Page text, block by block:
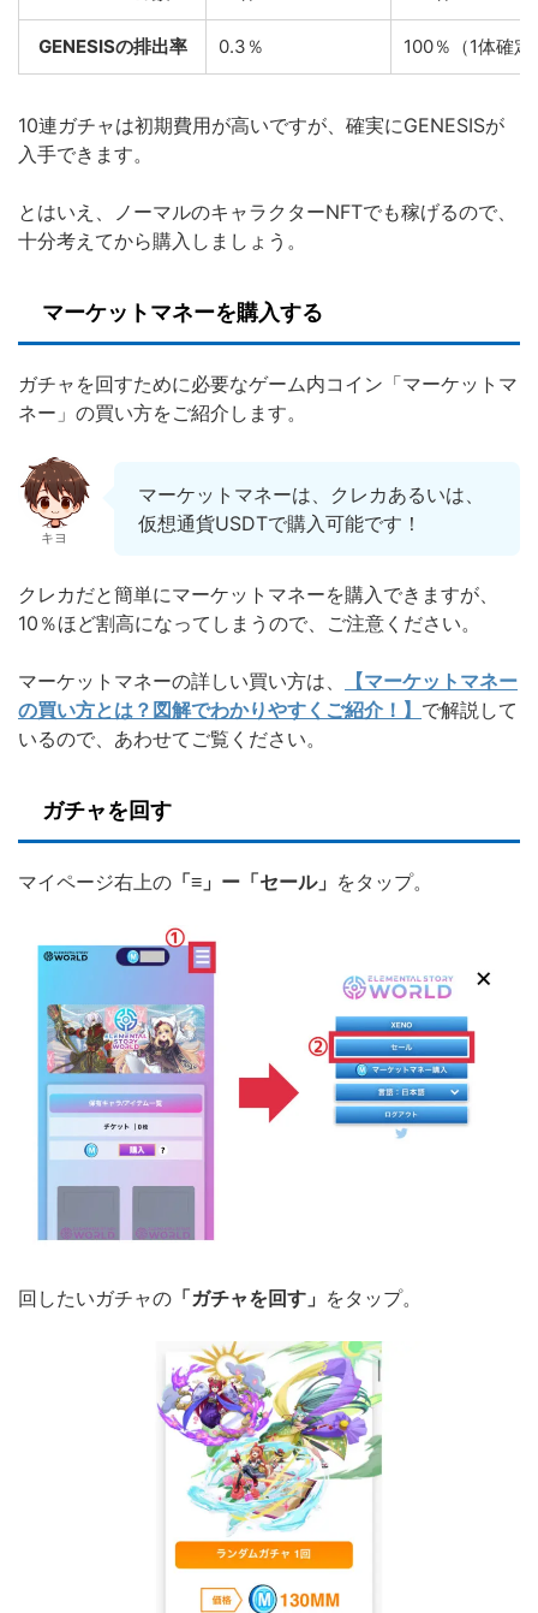
GENESISの排出率 0.3％ 100％（1体確定
10連ガチャは初期費用が高いですが、確実にGENESISが
入手できます。
とはいえ、ノーマルのキャラクターNFTでも稼げるので、
十分考えてから購入しましょう。
マーケットマネーを購入する
ガチャを回すために必要なゲーム内コイン「マーケットマ
ネー」の買い方をご紹介します。
キヨ
マーケットマネーは、クレカあるいは、
仮想通貨USDTで購入可能です！
クレカだと簡単にマーケットマネーを購入できますが、
10％ほど割高になってしまうので、ご注意ください。
マーケットマネーの詳しい買い方は、
【マーケットマネー
の買い方とは？図解でわかりやすくご紹介！】 で解説して
いるので、あわせてご覧ください。
ガチャを回す
マイページ右上の 「≡」ー「セール」 をタップ。
回したいガチャの 「ガチャを回す」 をタップ。